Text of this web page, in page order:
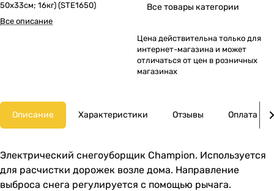
50х33см; 16кг) (STE1650)
Все описание
Все товары категории
Цена действительна только для
интернет-магазина и может
отличаться от цен в розничных
магазинах
Описание Характеристики Отзывы Оплата
Электрический снегоуборщик Champion. Используется
для расчистки дорожек возле дома. Направление
выброса снега регулируется с помощью рычага.